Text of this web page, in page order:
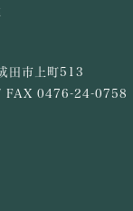
田市上町513
FAX 0476-24-0758